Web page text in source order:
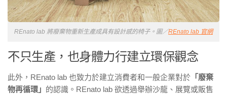
REnato lab 將廢棄物重新生產成具有設計感的椅子。圖／REnato lab 官網
不只生產，也身體力行建立環保觀念
此外，REnato lab 也致力於建立消費者和一般企業對於 「廢棄
物再循環」 的認識。REnato lab 欲透過舉辦沙龍、展覽或販售